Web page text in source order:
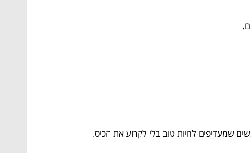
שמעדיפים לחיות טוב בלי לקרוע את הכיס.